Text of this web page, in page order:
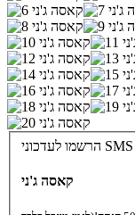
קאסה ג'ני